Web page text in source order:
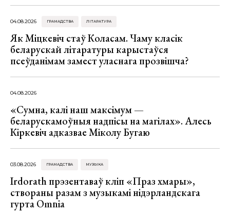
04.08.2026 ГРАМАДСТВА ЛІТАРАТУРА
Як Міцкевіч стаў Коласам. Чаму класік
беларускай літаратуры карыстаўся
псеўданімам замест уласнага прозвішча?
04.08.2026
«Сумна, калі наш максімум —
беларускамоўныя надпісы на магілах». Алесь
Кіркевіч адказвае Міколу Бугаю
03.08.2026 ГРАМАДСТВА МУЗЫКА
Irdorath прэзентаваў кліп «Праз хмары»,
створаны разам з музыкамі нідэрландскага
гурта Omnia